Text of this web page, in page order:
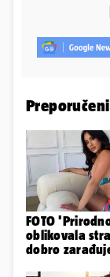
FOTO
oblikovala
dobro